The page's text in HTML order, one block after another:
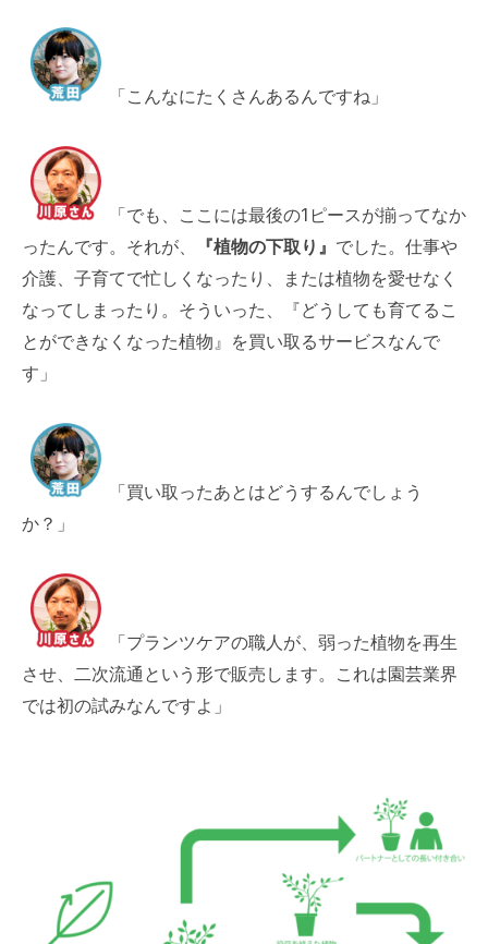
「こんなにたくさんあるんですね」
「でも、ここには最後の1ピースが揃ってなか
ったんです。それが、
『植物の下取り』 でした。仕事や
介護、子育てで忙しくなったり、または植物を愛せなく
なってしまったり。そういった、『どうしても育てるこ
とができなくなった植物』を買い取るサービスなんで
す」
「買い取ったあとはどうするんでしょう
か？」
「プランツケアの職人が、弱った植物を再生
させ、二次流通という形で販売します。これは園芸業界
では初の試みなんですよ」